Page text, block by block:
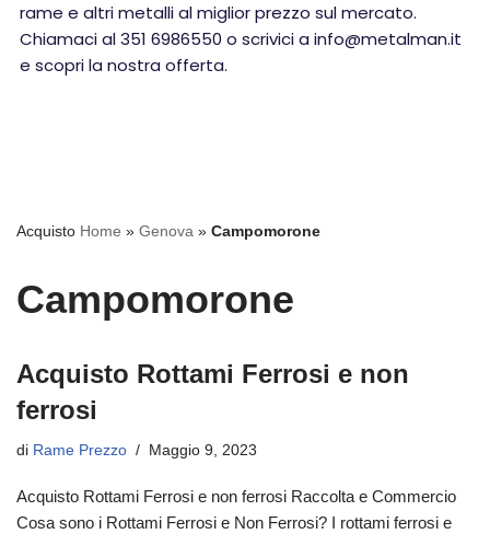
rame e altri metalli al miglior prezzo sul mercato.
Chiamaci al 351 6986550 o scrivici a info@metalman.it
e scopri la nostra offerta.
Acquisto Home » Genova » Campomorone
Campomorone
Acquisto Rottami Ferrosi e non
ferrosi
di Rame Prezzo Maggio 9, 2023
Acquisto Rottami Ferrosi e non ferrosi Raccolta e Commercio
Cosa sono i Rottami Ferrosi e Non Ferrosi? I rottami ferrosi e